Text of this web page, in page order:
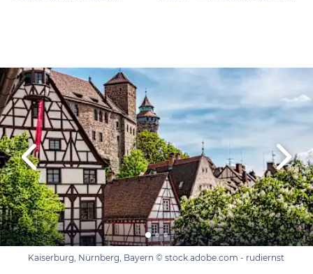
Kaiserburg, Nürnberg, Bayern © stock.adobe.com - rudiernst